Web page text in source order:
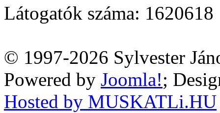
Látogatók száma: 1620618
© 1997-2026 Sylvester
Powered by Joomla!;
Hosted by MUSKATLi.HU